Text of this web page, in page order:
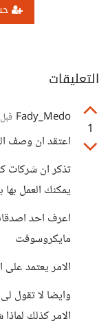
التعليقات
1
Fady_Medo قبل 7 سنوات
اعتقد ان وصف
تذكر ان شركات
يمكنك العمل
اعرف احد
مايكروسوفت
الامر يعتمد
وايضا لا تقول
الامر كذلك